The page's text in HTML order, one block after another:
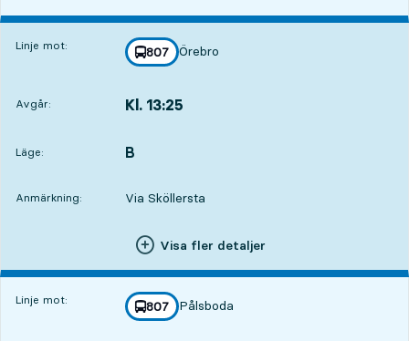
Linje mot: linje
807
mot
Örebro
,
Avgår: Kl. 13:25
Läge:
LÄGE, B
,
Anmärkning: Via Sköllersta
Visa fler detaljer
Linje mot: linje
807
mot
Pålsboda
,